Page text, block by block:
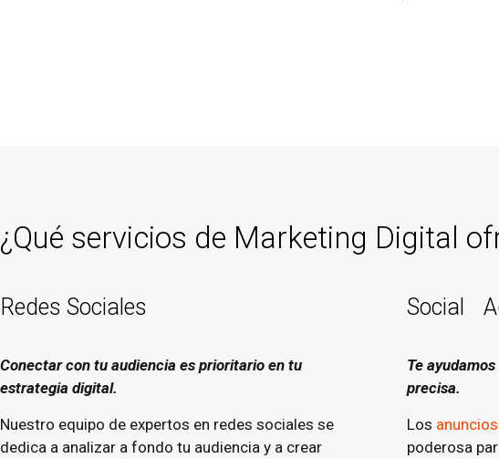
¿Qué servicios de Marketing Digital
Redes Sociales
Conectar con tu audiencia es prioritario en tu
estrategia digital.
Nuestro equipo de expertos en redes sociales se
dedica a analizar a fondo tu audiencia y a crear
Social
Te
precisa.
Los
poderosa